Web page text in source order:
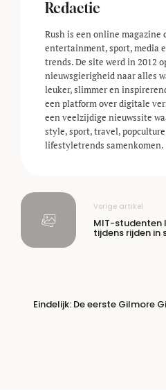
Redactie
Rush is een online magazine
entertainment, sport, media
trends. De site werd in 2012
nieuwsgierigheid naar alles
leuker, slimmer en
een platform over digitale
een veelzijdige nieuwssite
style, sport, travel,
lifestyle­trends samenkomen.
Vorige artikel
MIT-studenten
tijdens rijden in
Eindelijk: De eerste Gilmore